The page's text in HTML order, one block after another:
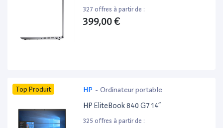
327 offres à partir de :
399,00 €
Top Produit HP - Ordinateur portable
HP EliteBook 840 G7 14”
325 offres à partir de :